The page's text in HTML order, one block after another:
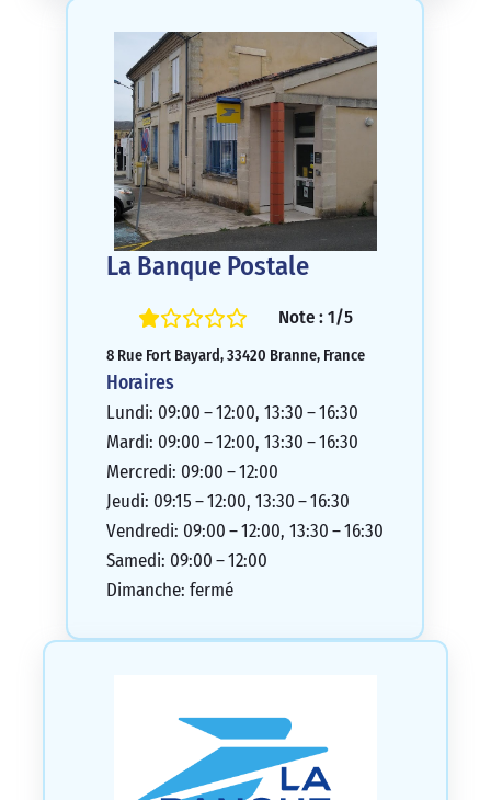
La Banque Postale
Note : 1/5
8 Rue Fort Bayard, 33420 Branne, France
Horaires
Lundi: 09:00 – 12:00, 13:30 – 16:30
Mardi: 09:00 – 12:00, 13:30 – 16:30
Mercredi: 09:00 – 12:00
Jeudi: 09:15 – 12:00, 13:30 – 16:30
Vendredi: 09:00 – 12:00, 13:30 – 16:30
Samedi: 09:00 – 12:00
Dimanche: fermé